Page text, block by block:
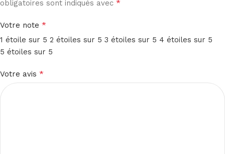
obligatoires sont indiqués avec *
Votre note *
1 étoile sur 5 2 étoiles sur 5 3 étoiles sur 5 4 étoiles sur 5
5 étoiles sur 5
Votre avis *